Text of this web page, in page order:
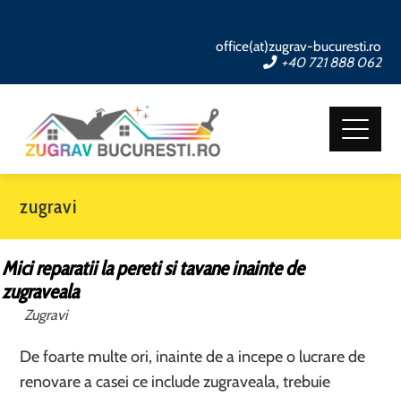
office(at)zugrav-bucuresti.ro
+40 721 888 062
zugravi
Mici reparatii la pereti si tavane inainte de
zugraveala
Zugravi
De foarte multe ori, inainte de a incepe o lucrare de
renovare a casei ce include zugraveala, trebuie